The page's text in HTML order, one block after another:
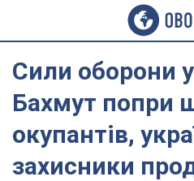
Сили оборони
Бахмут попри
окупантів,
захисники